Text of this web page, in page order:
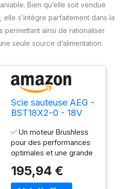
Bien qu’elle soit vendue
elle s’intègre parfaitement dans la
permettant ainsi de rationaliser
seule source d’alimentation.
Scie sauteuse AEG -
BST18X2-0 - 18V
bois - sans batterie
ni chargeur
✅ Un moteur Brushless
pour des performances
optimales et une grande
gamme AEG PRO ✅ 4
vitesses disponibles ✅
195,94 €